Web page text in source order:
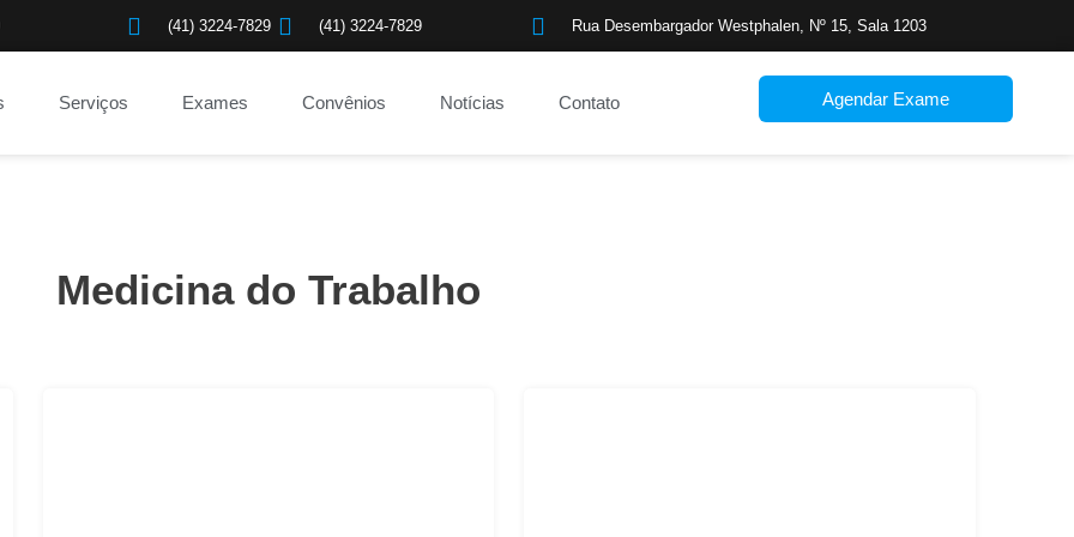
(41) 3224-7829 (41) 3224-7829 Rua Desembargador Westphalen, Nº 15, Sala 1203
Serviços Exames Convênios Notícias Contato Agendar Exame
Medicina do Trabalho